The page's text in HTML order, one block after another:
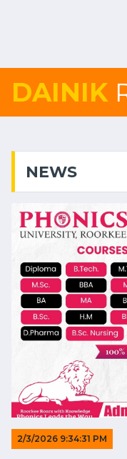
DAINIK
NEWS
2/3/2026 9:34:31 PM